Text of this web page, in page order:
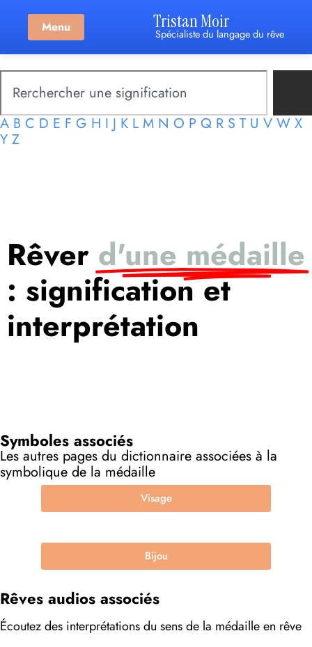
Menu Tristan Moir
Spécialiste du langage du rêve
A B C D E F G H I J K L M N O P Q R S T U V W X
Y Z
Rêver d'une médaille
: signification et
interprétation
Symboles associés
Les autres pages du dictionnaire associées à la
symbolique de la médaille
Visage
Bijou
Rêves audios associés
Écoutez des interprétations du sens de la médaille en rêve